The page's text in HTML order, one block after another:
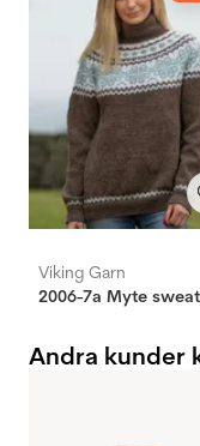
Viking Garn
2006-7a Myte
Andra kunder